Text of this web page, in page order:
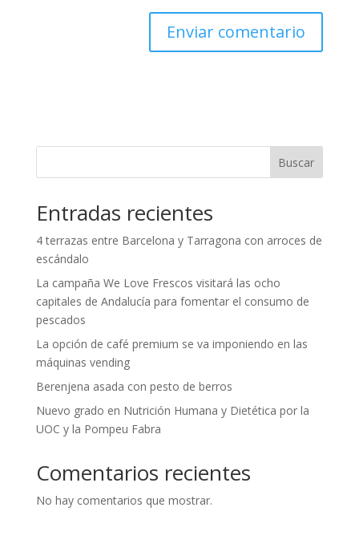
Buscar
Entradas recientes
4 terrazas entre Barcelona y Tarragona con arroces de
escándalo
La campaña We Love Frescos visitará las ocho
capitales de Andalucía para fomentar el consumo de
pescados
La opción de café premium se va imponiendo en las
máquinas vending
Berenjena asada con pesto de berros
Nuevo grado en Nutrición Humana y Dietética por la
UOC y la Pompeu Fabra
Comentarios recientes
No hay comentarios que mostrar.